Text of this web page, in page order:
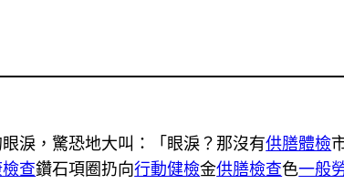
淚，驚恐地大叫：「眼淚？那沒有供膳體檢
查鑽石項圈扔向行動健檢金供膳檢查色一般